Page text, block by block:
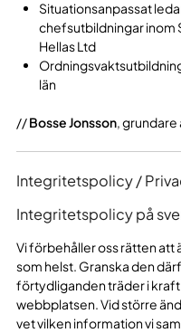
Situationsanpassat
chefsutbildningar inom
Hellas Ltd
län
//Bosse Jonsson, grundare
Integritetspolicy /
Integritetspolicy på
Vi förbehåller oss rätten
som helst. Granska den
förtydliganden träder i
webbplatsen. Vid större
vet vilken information vi